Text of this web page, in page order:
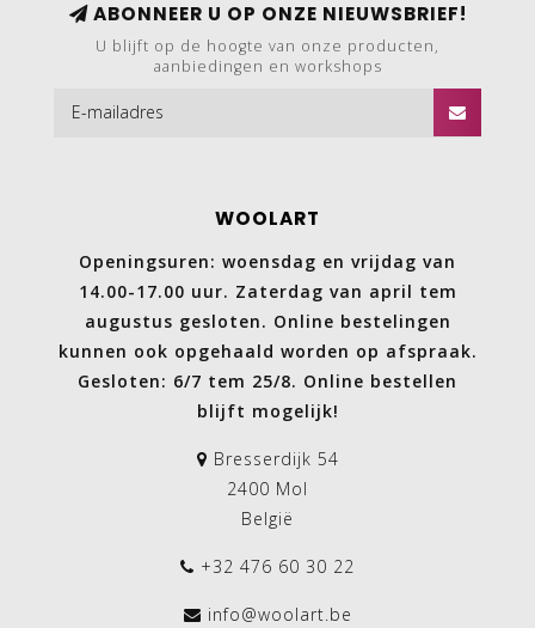
ABONNEER U OP ONZE NIEUWSBRIEF!
U blijft op de hoogte van onze producten,
aanbiedingen en workshops
WOOLART
Openingsuren: woensdag en vrijdag van
14.00-17.00 uur. Zaterdag van april tem
augustus gesloten. Online bestelingen
kunnen ook opgehaald worden op afspraak.
Gesloten: 6/7 tem 25/8. Online bestellen
blijft mogelijk!
Bresserdijk 54
2400 Mol
België
+32 476 60 30 22
info@woolart.be